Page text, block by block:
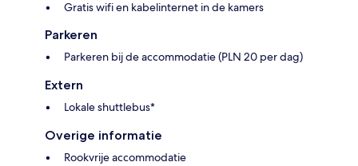
Gratis wifi en kabelinternet in de kamers
Parkeren
Parkeren bij de accommodatie (PLN 20 per dag)
Extern
Lokale shuttlebus*
Overige informatie
Rookvrije accommodatie